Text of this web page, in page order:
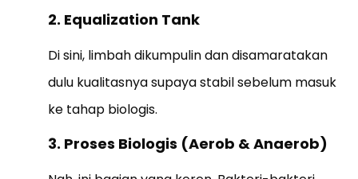
2. Equalization Tank
Di sini, limbah dikumpulin dan disamaratakan
dulu kualitasnya supaya stabil sebelum masuk
ke tahap biologis.
3. Proses Biologis (Aerob & Anaerob)